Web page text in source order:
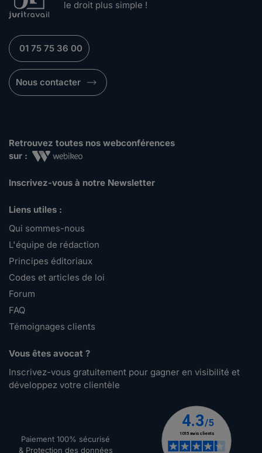
le droit plus simple !
01 75 75 36 00
Nous contacter
Retrouvez toutes nos webconférences
sur :
Inscrivez-vous à notre Newsletter
Liens utiles :
Qui sommes-nous
L'équipe de rédaction
Principes éditoriaux
Codes et articles de loi
Forum
FAQ
Témoignages clients
Vous êtes avocat ?
Inscrivez-vous gratuitement pour gagner en visibilité et
développez votre clientèle
Paiement 100% sécurisé
& Protection des données